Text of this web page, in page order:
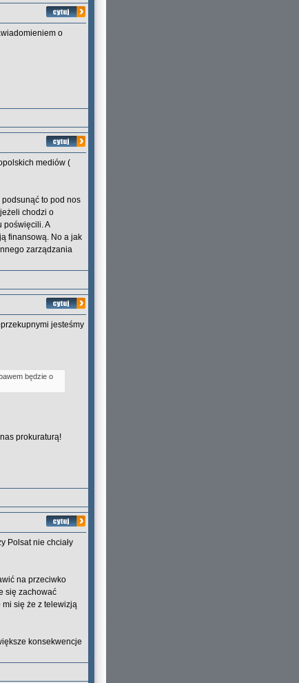
o
mediów (
podsunąć to pod nos
chodzi o
poświęcili. A
finansową. No a jak
zarządzania
jesteśmy
będzie o
prokuraturą!
Polsat nie chciały
na przeciwko
się zachować
mi się że z telewizją
konsekwencje